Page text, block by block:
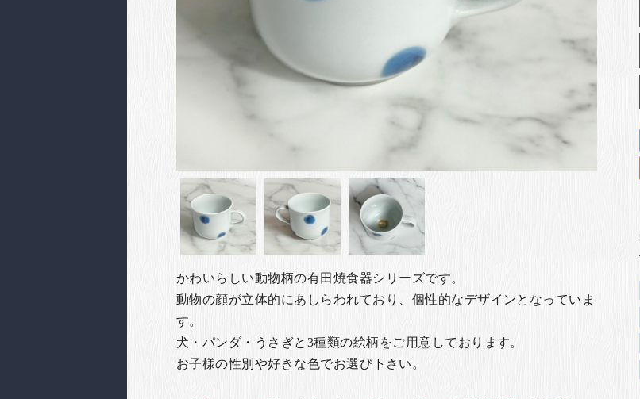
かわいらしい動物柄の有田焼食器シリーズです。
動物の顔が立体的にあしらわれており、個性的なデザインとなっていま
す。
犬・パンダ・うさぎと3種類の絵柄をご用意しております。
お子様の性別や好きな色でお選び下さい。